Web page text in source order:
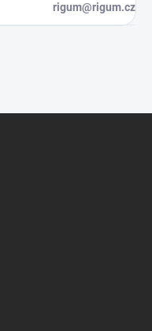
rigum@rigum.cz